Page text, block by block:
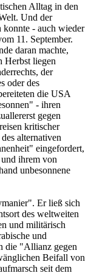
Alltag in den
Und der
konnte - auch wieder
11. September.
daran machte,
Herbst liegen
der
oder des
die USA
- ihren
gegen
kritischer
alternativen
eingefordert,
ihrem von
unbesonnene
Er ließ sich
des weltweiten
und militärisch
und
die "Allianz gegen
Beifall von
seit dem